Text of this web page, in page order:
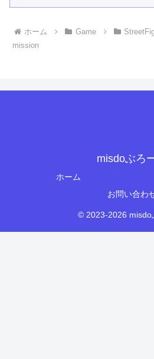
ホーム Game
mission
misdoぶろ
ホーム
お問い合わ
© 2023-2026 misdo